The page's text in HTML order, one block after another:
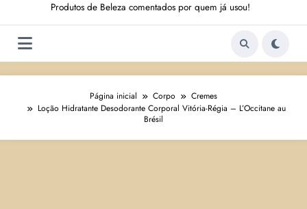
Produtos de Beleza comentados por quem já usou!
Página inicial Corpo
Cremes
Loção Hidratante Desodorante Corporal Vitória-Régia – L’Occitane au
Brésil